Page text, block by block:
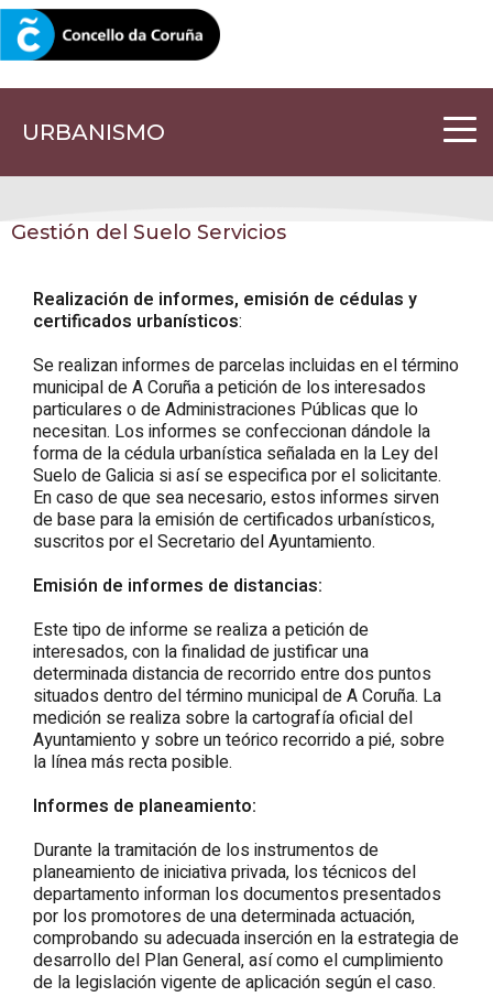
URBANISMO
CORUNA.GAL
Gestión del Suelo Servicios
Realización de informes, emisión de cédulas y
certificados urbanísticos:
Se realizan informes de parcelas incluidas en el término
municipal de A Coruña a petición de los interesados
particulares o de Administraciones Públicas que lo
necesitan. Los informes se confeccionan dándole la
forma de la cédula urbanística señalada en la Ley del
Suelo de Galicia si así se especifica por el solicitante.
En caso de que sea necesario, estos informes sirven
de base para la emisión de certificados urbanísticos,
suscritos por el Secretario del Ayuntamiento.
Emisión de informes de distancias:
Este tipo de informe se realiza a petición de
interesados, con la finalidad de justificar una
determinada distancia de recorrido entre dos puntos
situados dentro del término municipal de A Coruña. La
medición se realiza sobre la cartografía oficial del
Ayuntamiento y sobre un teórico recorrido a pié, sobre
la línea más recta posible.
Informes de planeamiento:
Durante la tramitación de los instrumentos de
planeamiento de iniciativa privada, los técnicos del
departamento informan los documentos presentados
por los promotores de una determinada actuación,
comprobando su adecuada inserción en la estrategia de
desarrollo del Plan General, así como el cumplimiento
de la legislación vigente de aplicación según el caso.